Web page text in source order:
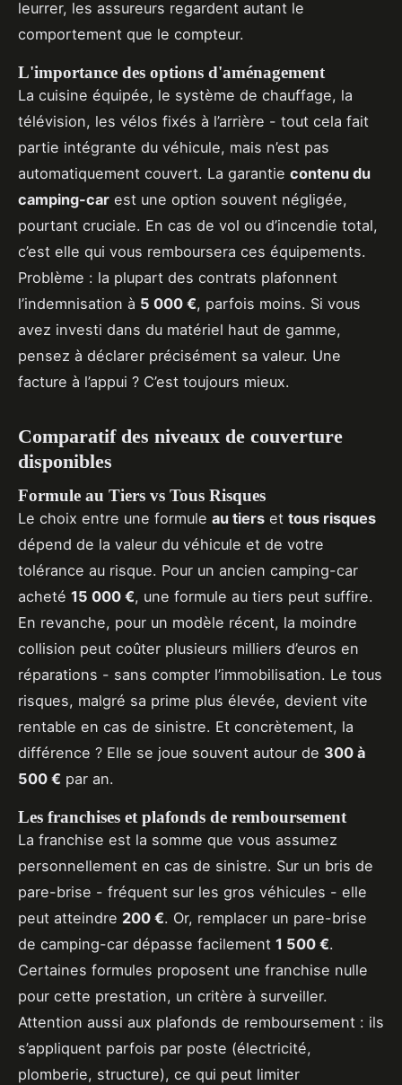
leurrer, les assureurs regardent autant le
comportement que le compteur.
L'importance des options d'aménagement
La cuisine équipée, le système de chauffage, la
télévision, les vélos fixés à l’arrière - tout cela fait
partie intégrante du véhicule, mais n’est pas
automatiquement couvert. La garantie contenu du
camping-car est une option souvent négligée,
pourtant cruciale. En cas de vol ou d’incendie total,
c’est elle qui vous remboursera ces équipements.
Problème : la plupart des contrats plafonnent
l’indemnisation à 5 000 €, parfois moins. Si vous
avez investi dans du matériel haut de gamme,
pensez à déclarer précisément sa valeur. Une
facture à l’appui ? C’est toujours mieux.
Comparatif des niveaux de couverture
disponibles
Formule au Tiers vs Tous Risques
Le choix entre une formule au tiers et tous risques
dépend de la valeur du véhicule et de votre
tolérance au risque. Pour un ancien camping-car
acheté 15 000 €, une formule au tiers peut suffire.
En revanche, pour un modèle récent, la moindre
collision peut coûter plusieurs milliers d’euros en
réparations - sans compter l’immobilisation. Le tous
risques, malgré sa prime plus élevée, devient vite
rentable en cas de sinistre. Et concrètement, la
différence ? Elle se joue souvent autour de 300 à
500 € par an.
Les franchises et plafonds de remboursement
La franchise est la somme que vous assumez
personnellement en cas de sinistre. Sur un bris de
pare-brise - fréquent sur les gros véhicules - elle
peut atteindre 200 €. Or, remplacer un pare-brise
de camping-car dépasse facilement 1 500 €.
Certaines formules proposent une franchise nulle
pour cette prestation, un critère à surveiller.
Attention aussi aux plafonds de remboursement : ils
s’appliquent parfois par poste (électricité,
plomberie, structure), ce qui peut limiter